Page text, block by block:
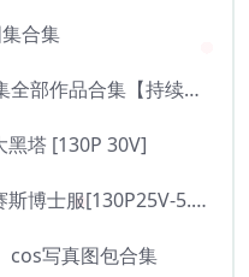
合集
水淼aqua图包cos写真图集全部作品合集【持续更新..】
塔 [130P 30V]
白栎Shirly明日方舟 普瑞赛斯博士服[130P25V-5.76G]
cos写真图包合集